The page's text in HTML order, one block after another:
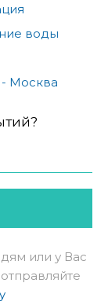
воды
Москва
или у Вас